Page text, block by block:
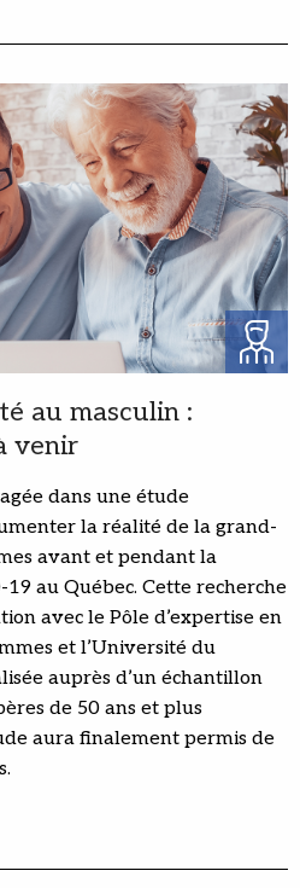
au masculin :
venir
dans une étude
la réalité de la grand-
avant et pendant la
au Québec. Cette recherche
avec le Pôle d’expertise en
et l’Université du
auprès d’un échantillon
de 50 ans et plus
aura finalement permis de